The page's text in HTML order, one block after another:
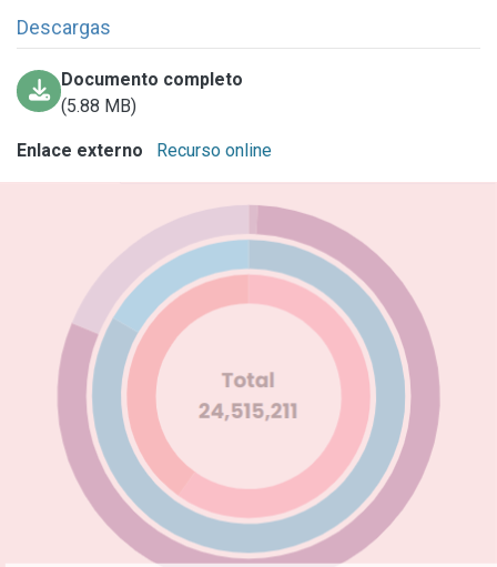
Descargas
Documento completo
(5.88 MB)
Enlace externo Recurso online